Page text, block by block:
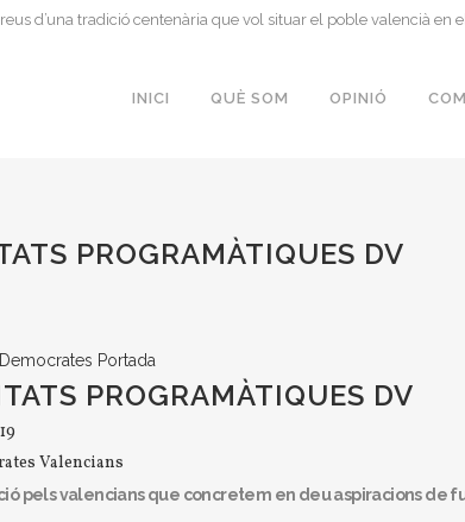
d’una tradició centenària que vol situar el poble valencià en
INICI QUÈ SOM OPINIÓ
PROGRAMÀTIQUES DV
Democrates Portada
PROGRAMÀTIQUES DV
Valencians
pels valencians que concretem en deu aspiracions de